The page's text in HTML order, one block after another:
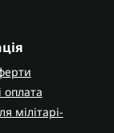
оплата
мілітарі-